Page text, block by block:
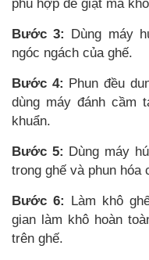
phù hợp để giặt mà
Bước 3: Dùng máy
ngóc ngách của ghế.
Bước 4: Phun đều
dùng máy đánh cầm
khuẩn.
Bước 5: Dùng máy
trong ghế và phun hóa
Bước 6: Làm khô
gian làm khô hoàn
trên ghế.